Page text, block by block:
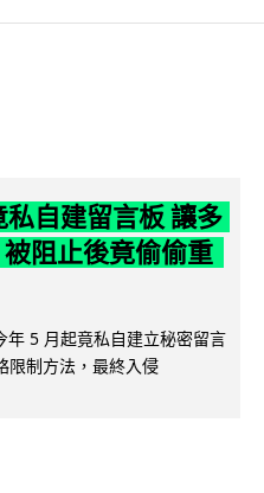
自建留言板 讓多
阻止後竟偷偷重
5 月起竟私自建立秘密留言
限制方法，最終入侵